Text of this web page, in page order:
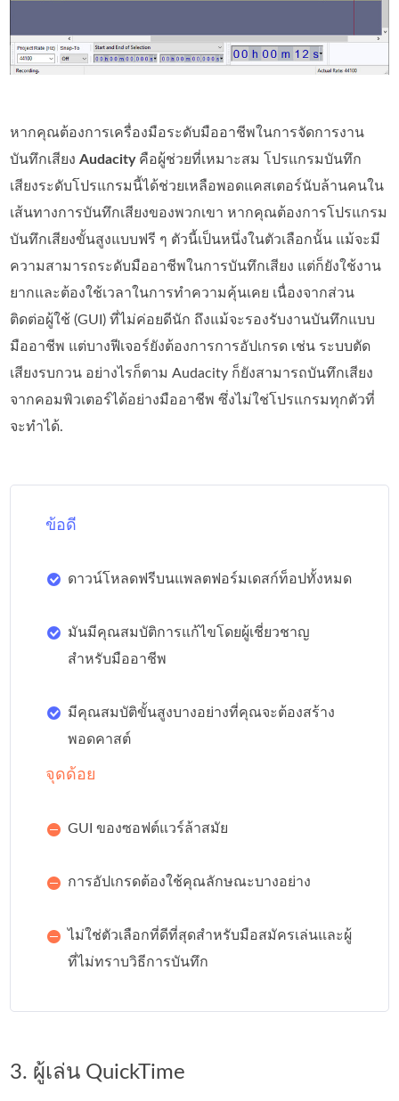
หากคุณต้องการเครื่องมือระดับมืออาชีพในการจัดการงาน
บันทึกเสียงAudacityคือผู้ช่วยที่เหมาะสม โปรแกรมบันทึก
เสียงระดับโปรแกรมนี้ได้ช่วยเหลือพอดแคสเตอร์นับล้านคนใน
เส้นทางการบันทึกเสียงของพวกเขา หากคุณต้องการโปรแกรม
บันทึกเสียงขั้นสูงแบบฟรี ๆ ตัวนี้เป็นหนึ่งในตัวเลือกนั้น แม้จะมี
ความสามารถระดับมืออาชีพในการบันทึกเสียง แต่ก็ยังใช้งาน
ยากและต้องใช้เวลาในการทำความคุ้นเคย เนื่องจากส่วน
ติดต่อผู้ใช้ (GUI) ที่ไม่ค่อยดีนัก ถึงแม้จะรองรับงานบันทึกแบบ
มืออาชีพ แต่บางฟีเจอร์ยังต้องการการอัปเกรด เช่น ระบบตัด
เสียงรบกวน อย่างไรก็ตาม Audacity ก็ยังสามารถบันทึกเสียง
จากคอมพิวเตอร์ได้อย่างมืออาชีพ ซึ่งไม่ใช่โปรแกรมทุกตัวที่
จะทำได้.
ข้อดี
ดาวน์โหลดฟรีบนแพลตฟอร์มเดสก์ท็อปทั้งหมด
มันมีคุณสมบัติการแก้ไขโดยผู้เชี่ยวชาญ
สำหรับมืออาชีพ
มีคุณสมบัติขั้นสูงบางอย่างที่คุณจะต้องสร้าง
พอดคาสต์
จุดด้อย
GUI ของซอฟต์แวร์ล้าสมัย
การอัปเกรดต้องใช้คุณลักษณะบางอย่าง
ไม่ใช่ตัวเลือกที่ดีที่สุดสำหรับมือสมัครเล่นและผู้
ที่ไม่ทราบวิธีการบันทึก
3. ผู้เล่น QuickTime